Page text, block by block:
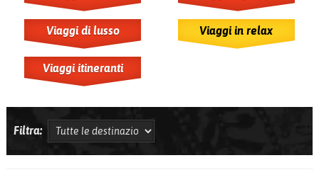
Viaggi di lusso Viaggi in relax
Viaggi itineranti
Filtra: